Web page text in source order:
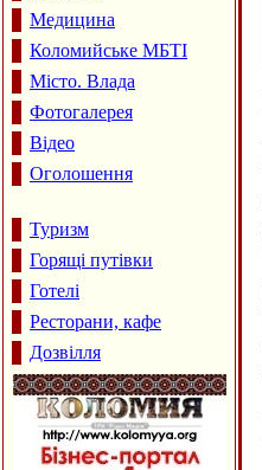
Медицина
Коломийське МБТІ
Місто. Влада
Фотогалерея
Відео
Оголошення
Туризм
Горящі путівки
Готелі
Ресторани, кафе
Дозвілля